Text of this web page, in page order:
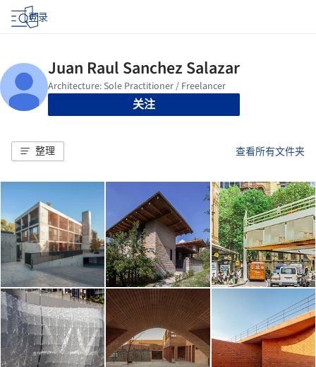
登录
关注
整理 查看所有文件夹